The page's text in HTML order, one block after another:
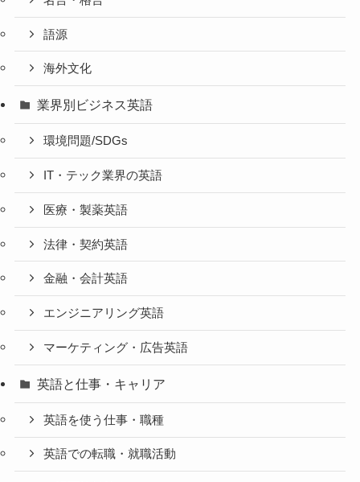
語源
海外文化
業界別ビジネス英語
環境問題/SDGs
IT・テック業界の英語
医療・製薬英語
法律・契約英語
金融・会計英語
エンジニアリング英語
マーケティング・広告英語
英語と仕事・キャリア
英語を使う仕事・職種
英語での転職・就職活動